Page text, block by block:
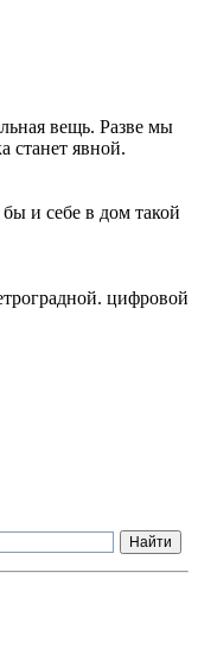
вещь. Разве мы
станет явной.
и себе в дом такой
цифровой